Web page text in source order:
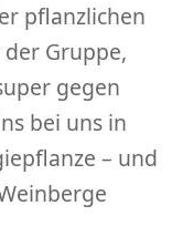
pflanzlichen
Gruppe,
gegen
bei uns in
– und